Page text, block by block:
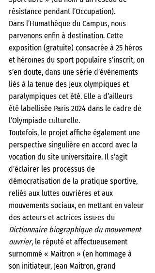
résistance pendant l’Occupation).
Dans l’Humathèque du Campus, nous
parvenons enfin à destination. Cette
exposition (gratuite) consacrée à 25 héros
et héroïnes du sport populaire s’inscrit, on
s’en doute, dans une série d’événements
liés à la tenue des Jeux olympiques et
paralympiques cet été. Elle a d’ailleurs
été labellisée Paris 2024 dans le cadre de
l’Olympiade culturelle.
Toutefois, le projet affiche également une
perspective singulière en accord avec la
vocation du site universitaire. Il s’agit
d’éclairer les processus de
démocratisation de la pratique sportive,
reliés aux luttes ouvrières et aux
mouvements sociaux, en mettant en valeur
des acteurs et actrices issu·es du
Dictionnaire biographique du mouvement
ouvrier, le réputé et affectueusement
surnommé « Maitron » (en hommage à
son initiateur, Jean Maitron, grand